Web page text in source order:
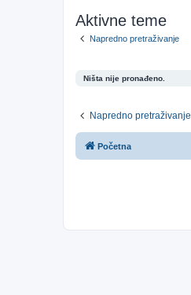
Aktivne teme
Napredno pretraživanje
Ništa nije pronađeno.
Napredno pretraživanje
Početna